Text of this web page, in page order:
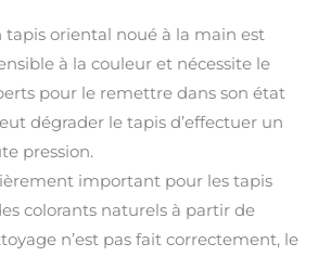
tapis oriental noué à la main est
à la couleur et nécessite le
pour le remettre dans son état
dégrader le tapis d’effectuer un
pression.
important pour les tapis
colorants naturels à partir de
n’est pas fait correctement, le